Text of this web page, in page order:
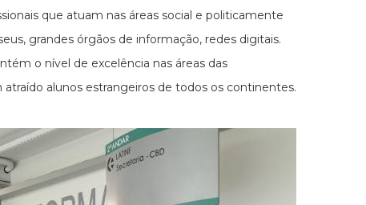
que atuam nas áreas social e politicamente
grandes órgãos de informação, redes digitais.
o nível de excelência nas áreas das
alunos estrangeiros de todos os continentes.